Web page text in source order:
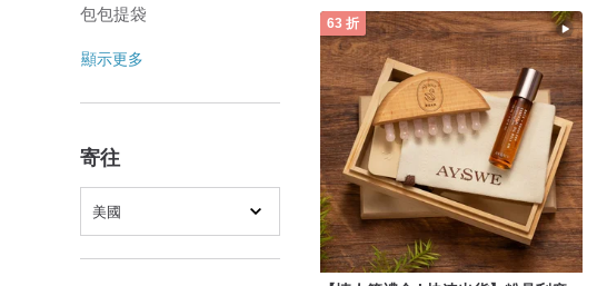
包包提袋
顯示更多
寄往
美國
63 折